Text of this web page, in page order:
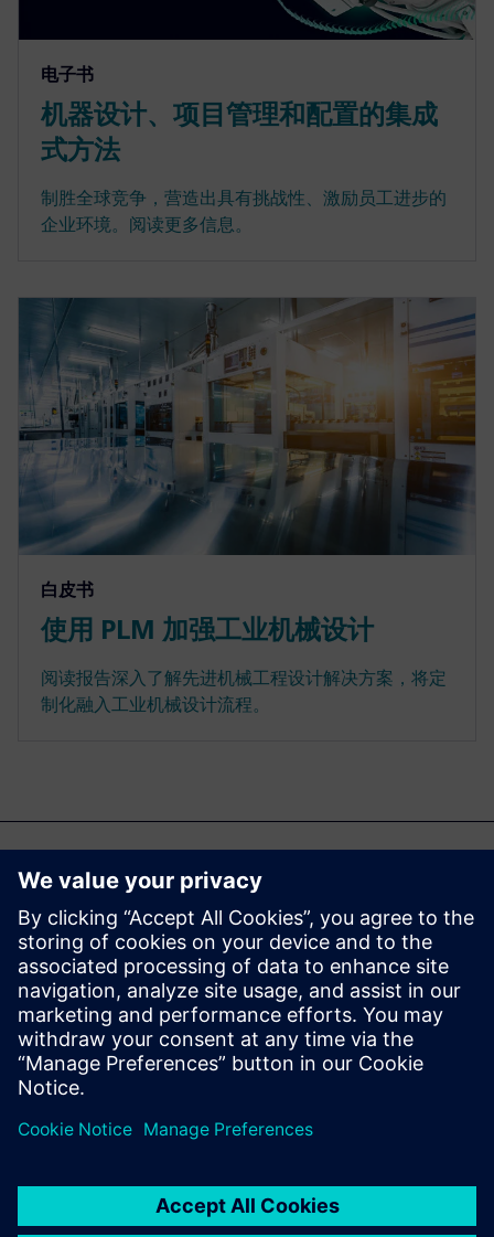
电子书
机器设计、项目管理和配置的集成
式方法
制胜全球竞争，营造出具有挑战性、激励员工进步的
企业环境。阅读更多信息。
白皮书
使用 PLM 加强工业机械设计
阅读报告深入了解先进机械工程设计解决方案，将定
制化融入工业机械设计流程。
更多相关文章......
面向机器制造商的
PLM 的三要素
项目、流程和需求管理是面向
部分。